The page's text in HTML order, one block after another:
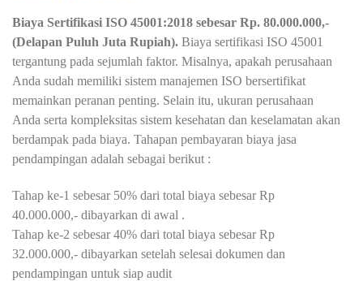
Biaya Sertifikasi ISO 45001:2018 sebesar Rp. 80.000.000,-
(Delapan Puluh Juta Rupiah). Biaya sertifikasi ISO 45001
tergantung pada sejumlah faktor. Misalnya, apakah perusahaan
Anda sudah memiliki sistem manajemen ISO bersertifikat
memainkan peranan penting. Selain itu, ukuran perusahaan
Anda serta kompleksitas sistem kesehatan dan keselamatan akan
berdampak pada biaya. Tahapan pembayaran biaya jasa
pendampingan adalah sebagai berikut :
Tahap ke-1 sebesar 50% dari total biaya sebesar Rp
40.000.000,- dibayarkan di awal .
Tahap ke-2 sebesar 40% dari total biaya sebesar Rp
32.000.000,- dibayarkan setelah selesai dokumen dan
pendampingan untuk siap audit